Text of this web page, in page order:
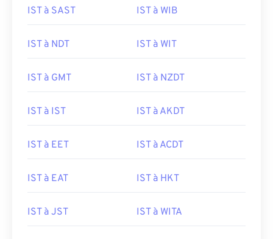
IST à SAST IST à WIB
IST à NDT IST à WIT
IST à GMT IST à NZDT
IST à IST IST à AKDT
IST à EET IST à ACDT
IST à EAT IST à HKT
IST à JST IST à WITA